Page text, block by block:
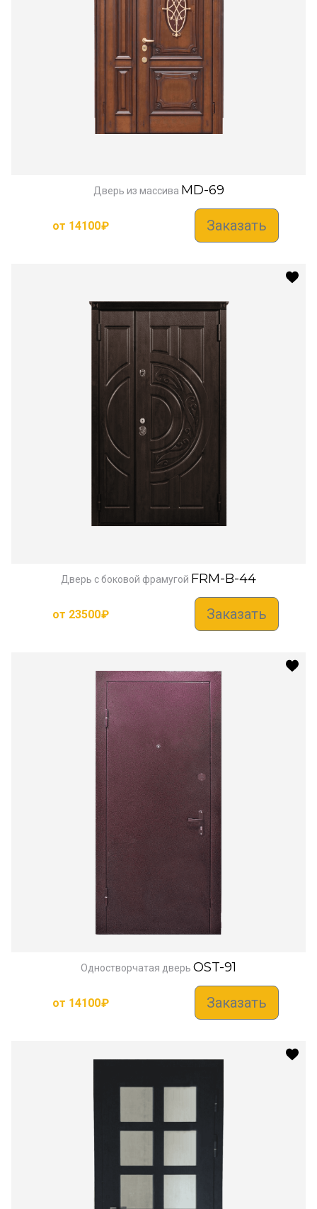
Дверь из массива MD-69
от 14100₽ Заказать
Дверь с боковой фрамугой FRM-B-44
от 23500₽ Заказать
Одностворчатая дверь OST-91
от 14100₽ Заказать